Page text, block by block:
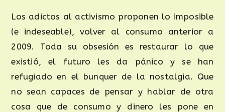
Los adictos al activismo proponen lo imposible
(e indeseable), volver al consumo anterior a
2009. Toda su obsesión es restaurar lo que
existió, el futuro les da pánico y se han
refugiado en el bunquer de la nostalgia. Que
no sean capaces de pensar y hablar de otra
cosa que de consumo y dinero les pone en